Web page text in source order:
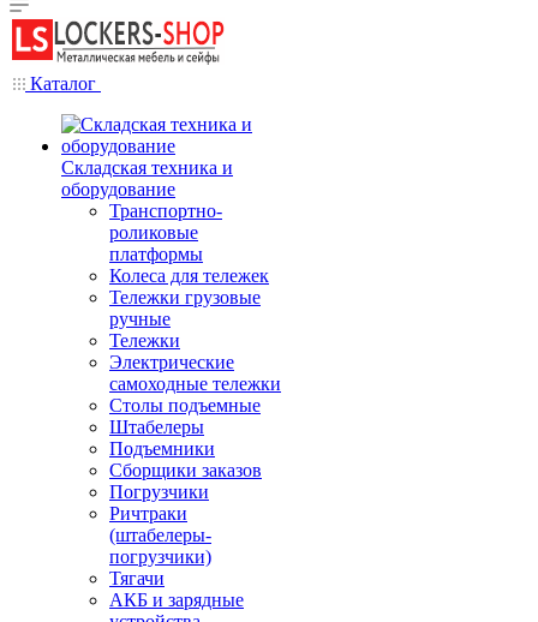
Каталог
Складская техника и
оборудование
Транспортно-
роликовые
платформы
Колеса для тележек
Тележки грузовые
ручные
Тележки
Электрические
самоходные тележки
Столы подъемные
Штабелеры
Подъемники
Сборщики заказов
Погрузчики
Ричтраки
(штабелеры-
погрузчики)
Тягачи
АКБ и зарядные